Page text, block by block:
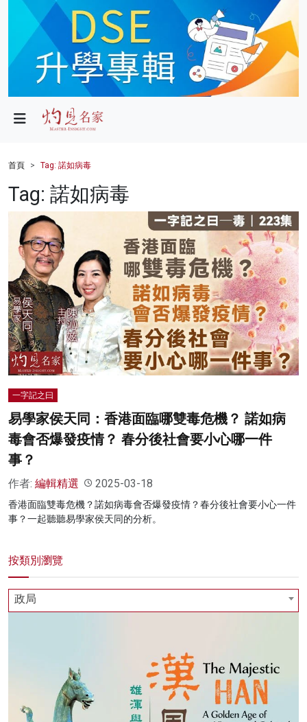
政局
財經
健康
商業
科技
影片
名家榜
灼見活動
首頁 Tag: 諾如病毒
Tag: 諾如病毒
一字記之曰
易學家侯天同：香港面臨哪雙毒危機？ 諾如病
毒會否爆發疫情？ 春分後社會要小心哪一件
事？
作者: 編輯精選 2025-03-18
香港面臨雙毒危機？諾如病毒會否爆發疫情？春分後社會要小心一件
事？一起聽聽易學家侯天同的分析。
按類別瀏覽
政局